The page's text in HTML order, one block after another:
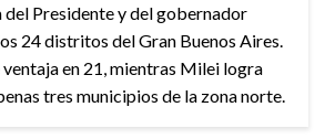
del Presidente y del gobernador
24 distritos del Gran Buenos Aires.
en 21, mientras Milei logra
tres municipios de la zona norte.